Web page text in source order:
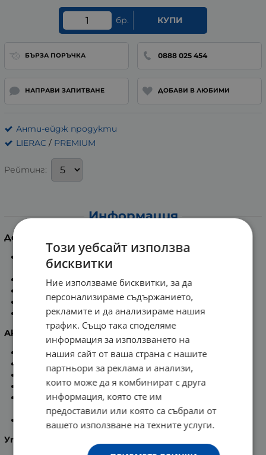
бр. КУПИ
БЪРЗА ПОРЪЧКА 0888 025 454
НАПРАВИ ЗАПИТВАНЕ ДОБАВИ В ЛЮБИМИ
Анти-ейдж продукти
LIERAC / PREMIUM
Рейтинг:
Информация
Действие
Противострееща грижа с многофункционално
действие.
Създадена е за околоочния контур.
Коригира подпухването и тъмните кръгове.
Подмладява и изглажда кожата.
Активни съставки:
Чиста хиалуронова киселина -10% разтвор.
3,5 % комплекс от черна орхидея.
0,75 % екстракт от касис.
8 % успокояващи, хидратиращи и подхранващи
съставки:
Костилка от кайсия и масло от жожоба.
Употреба:
Този уебсайт използва
бисквитки
Ние използваме бисквитки, за да
персонализираме съдържанието,
рекламите и да анализираме нашия
трафик. Също така споделяме
информация за използването на
нашия сайт от ваша страна с нашите
партньори за реклама и анализи,
които може да я комбинират с друга
информация, която сте им
предоставили или която са събрали от
вашето използване на техните услуги.